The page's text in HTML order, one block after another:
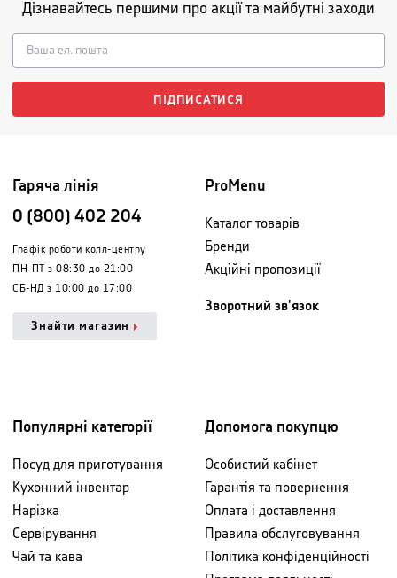
Дізнавайтесь першими про акції та майбутні заходи
ПІДПИСАТИСЯ
Гаряча лінія
0 (800) 402 204
Графік роботи колл-центру
ПН-ПТ з 08:30 до 21:00
СБ-НД з 10:00 до 17:00
Знайти магазин
ProMenu
Каталог товарів
Бренди
Акційні пропозиції
Зворотний зв'язок
Популярні категорії
Посуд для приготування
Кухонний інвентар
Нарізка
Сервірування
Чай та кава
Допомога покупцю
Особистий кабінет
Гарантія та повернення
Оплата і доставлення
Правила обслуговування
Політика конфіденційності